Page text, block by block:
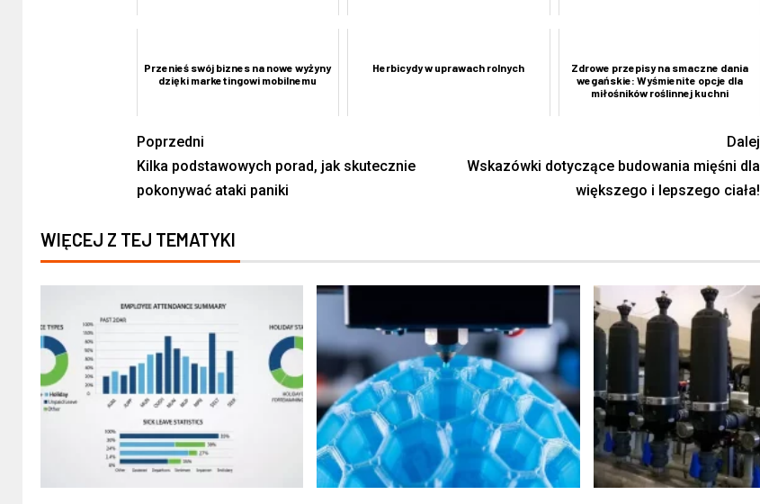
Przenieś swój biznes na nowe wyżyny
dzięki marketingowi mobilnemu
Herbicydy w uprawach rolnych
Zdrowe przepisy na smaczne dania
wegańskie: Wyśmienite opcje dla
miłośników roślinnej kuchni
Poprzedni
Kilka podstawowych porad, jak skutecznie
pokonywać ataki paniki
Dalej
Wskazówki dotyczące budowania mięśni dla
większego i lepszego ciała!
WIĘCEJ Z TEJ TEMATYKI